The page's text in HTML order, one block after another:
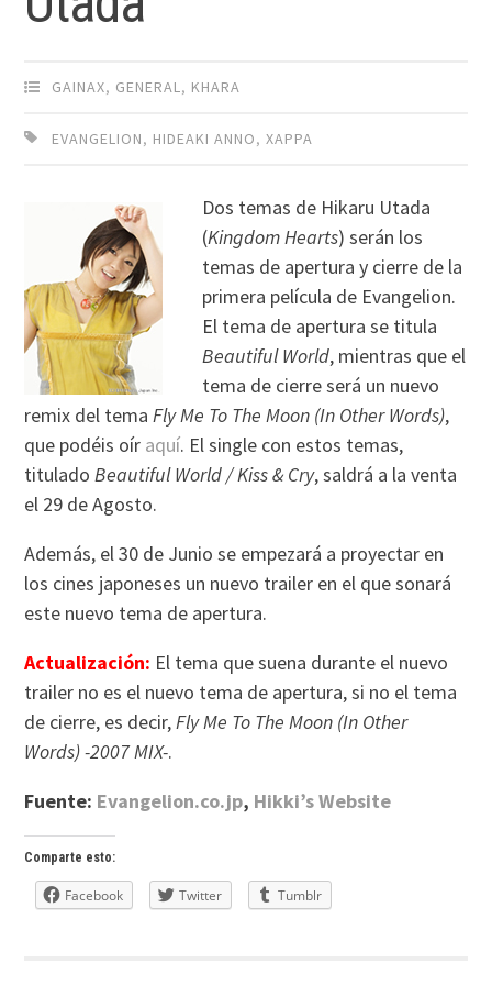
GAINAX, GENERAL, KHARA
EVANGELION, HIDEAKI ANNO,XAPPA
Dos temas de Hikaru Utada
(Kingdom Hearts) serán los
temas de apertura y cierre de la
primera película de Evangelion.
El tema de apertura se titula
Beautiful World, mientras que el
tema de cierre será un nuevo
remix del temaFly Me To The Moon (In Other Words),
que podéis oír aquí. El single con estos temas,
tituladoBeautiful World / Kiss & Cry, saldrá a la venta
el 29 de Agosto.
Además, el 30 de Junio se empezará a proyectar en
los cines japoneses un nuevo trailer en el que sonará
este nuevo tema de apertura.
Actualización: El tema que suena durante el nuevo
trailer no es el nuevo tema de apertura, si no el tema
de cierre, es decir,Fly Me To The Moon (In Other
Words) -2007 MIX-.
Fuente: Evangelion.co.jp, Hikki’s Website
Comparte esto:
Facebook Twitter Tumblr